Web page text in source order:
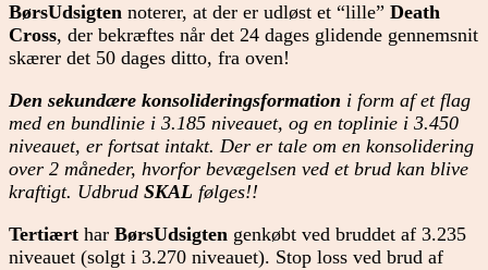
BørsUdsigten noterer, at der er udløst et “lille” Death
Cross, der bekræftes når det 24 dages glidende gennemsnit
skærer det 50 dages ditto, fra oven!
Den sekundære konsolideringsformation i form af et flag
med en bundlinie i 3.185 niveauet, og en toplinie i 3.450
niveauet, er fortsat intakt. Der er tale om en konsolidering
over 2 måneder, hvorfor bevægelsen ved et brud kan blive
kraftigt. Udbrud SKAL følges!!
Tertiært har BørsUdsigten genkøbt ved bruddet af 3.235
niveauet (solgt i 3.270 niveauet). Stop loss ved brud af